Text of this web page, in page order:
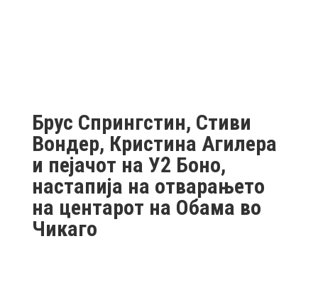
Брус Спрингстин, Стиви
Вондер, Кристина Агилера
и пејачот на У2 Боно,
настапија на отварањето
на центарот на Обама во
Чикаго